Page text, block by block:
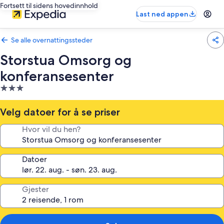
Fortsett til sidens hovedinnhold
Last ned appen
Se alle overnattingssteder
Storstua Omsorg og
konferansesenter
Overnattingssted
med
3.0
stjerner
Velg datoer for å se priser
Hvor vil du hen?
Datoer
Gjester